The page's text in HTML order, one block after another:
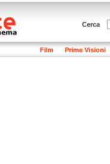
Cerca
Film Prime Visioni